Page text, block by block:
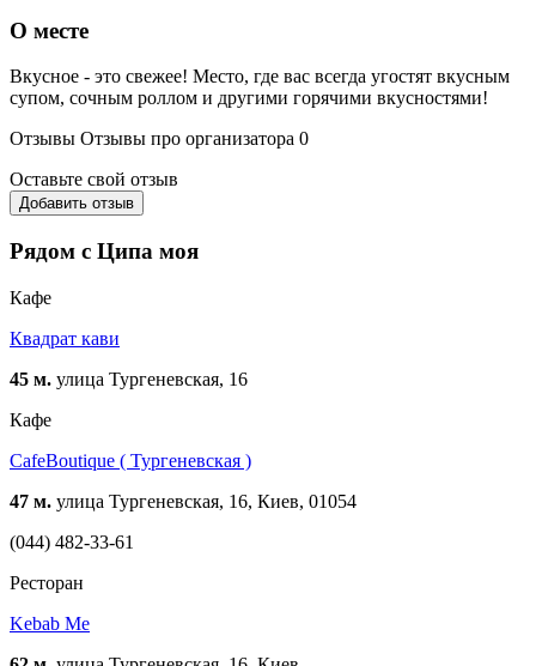
О месте
Вкусное - это свежее! Место, где вас всегда угостят вкусным
супом, сочным роллом и другими горячими вкусностями!
Отзывы Отзывы про организатора 0
Оставьте свой отзыв
Добавить отзыв
Рядом с Ципа моя
Кафе
Квадрат кави
45 м. улица Тургеневская, 16
Кафе
CafeBoutique ( Тургеневская )
47 м. улица Тургеневская, 16, Киев, 01054
(044) 482-33-61
Ресторан
Kebab Me